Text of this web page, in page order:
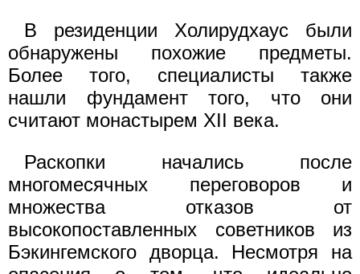
В резиденции Холирудхаус были
обнаружены похожие предметы.
Более того, специалисты также
нашли фундамент того, что они
считают монастырем XII века.
Раскопки начались после
многомесячных переговоров и
множества отказов от
высокопоставленных советников из
Бэкингемского дворца. Несмотря на